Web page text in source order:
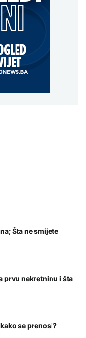
Šta ne smijete
prvu nekretninu i šta
se prenosi?